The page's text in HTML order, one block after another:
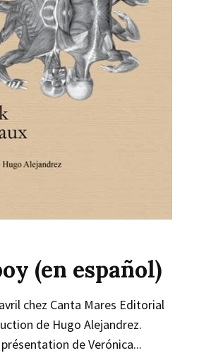
(en español)
chez Canta Mares Editorial
de Hugo Alejandrez.
de Verónica...